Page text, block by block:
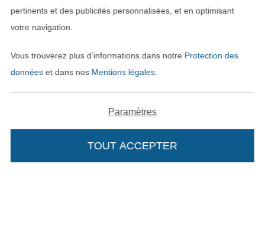
Ajouter à mon panier
pertinents et des publicités personnalisées, et en optimisant
votre navigation.
Vous trouverez plus d’informations dans notre Protection des
donnéeset dans nos Mentions légales.
Paramètres
TOUT ACCEPTER